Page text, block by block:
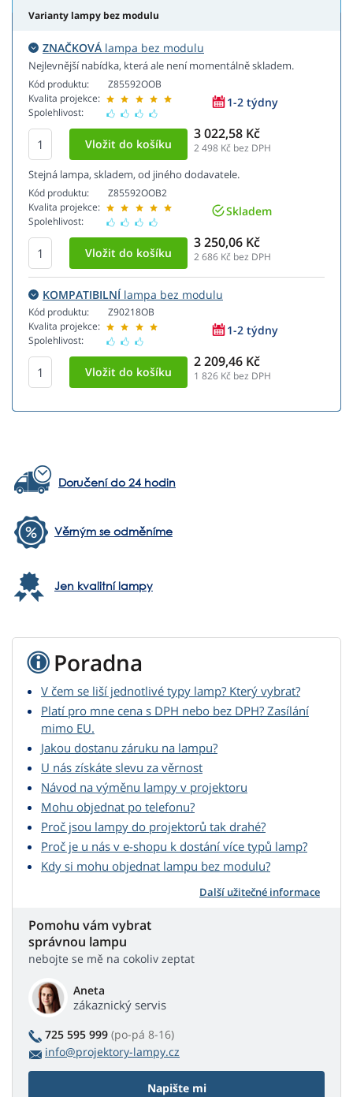
Varianty lampy bez modulu
ZNAČKOVÁ lampa bez modulu
Nejlevnější nabídka, která ale není momentálně skladem.
Kód produktu:
Kvalita projekce:
Spolehlivost:
Z85592OOB
1-2 týdny
3 022,58 Kč
2 498 Kč bez DPH
Stejná lampa, skladem, od jiného dodavatele.
Kód produktu:
Kvalita projekce:
Spolehlivost:
Z85592OOB2
Skladem
3 250,06 Kč
2 686 Kč bez DPH
KOMPATIBILNÍlampa bez modulu
Kód produktu:
Kvalita projekce:
Spolehlivost:
Z90218OB
1-2 týdny
2 209,46 Kč
1 826 Kč bez DPH
Doručení do 24 hodin
Věrným se odměníme
Jen kvalitní lampy
Poradna
V čem se liší jednotlivé typy lamp? Který vybrat?
Platí pro mne cena s DPH nebo bez DPH? Zasílání
mimo EU.
Jakou dostanu záruku na lampu?
U nás získáte slevu za věrnost
Návod na výměnu lampy v projektoru
Mohu objednat po telefonu?
Proč jsou lampy do projektorů tak drahé?
Proč je u nás v e-shopu k dostání více typů lamp?
Kdy si mohu objednat lampu bez modulu?
Další užitečné informace
Pomohu vám vybrat
správnou lampu
nebojte se mě na cokoliv zeptat
Aneta
zákaznický servis
725 595 999 (po-pá 8-16)
info@projektory-lampy.cz
Napište mi